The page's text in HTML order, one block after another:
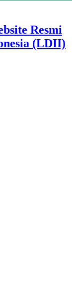
Resmi
(LDII)